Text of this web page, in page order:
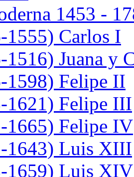
1453 -
1555) Carlos I
1516) Juana y
1598) Felipe II
1621) Felipe III
1665) Felipe IV
1643) Luis XIII
1659) Luis XIV